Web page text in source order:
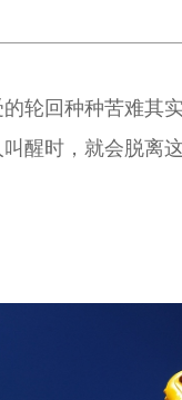
轮回种种苦难其
醒时，就会脱离